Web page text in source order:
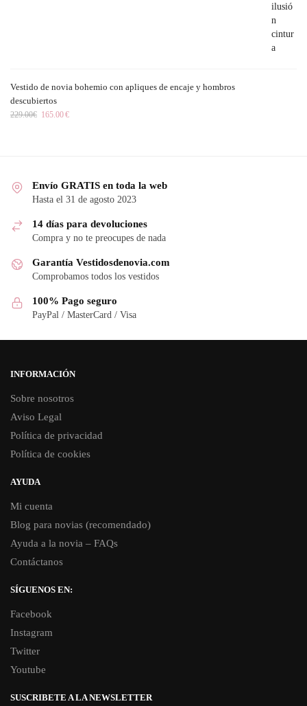
Vestido de novia bohemio con apliques de encaje y hombros
descubiertos
229.00€ 165.00€
Envío GRATIS en toda la web
Hasta el 31 de agosto 2023
14 días para devoluciones
Compra y no te preocupes de nada
Garantía Vestidosdenovia.com
Comprobamos todos los vestidos
100% Pago seguro
PayPal / MasterCard / Visa
INFORMACIÓN
Sobre nosotros
Aviso Legal
Política de privacidad
Política de cookies
AYUDA
Mi cuenta
Blog para novias (recomendado)
Ayuda a la novia – FAQs
Contáctanos
SÍGUENOS EN:
Facebook
Instagram
Twitter
Youtube
SUSCRIBETE A LA NEWSLETTER